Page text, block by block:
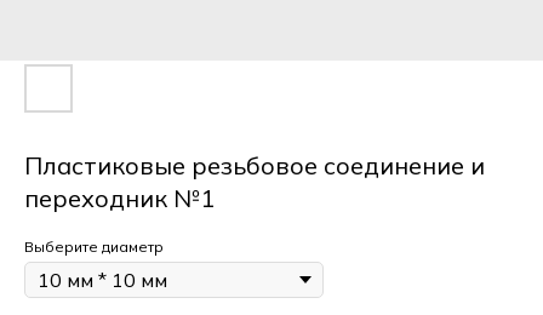
Пластиковые резьбовое соединение и
переходник №1
Выберите диаметр